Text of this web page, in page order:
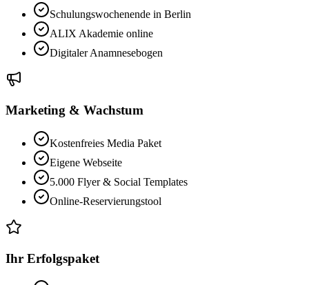
Schulungswochenende in Berlin
ALIX Akademie online
Digitaler Anamnesebogen
Marketing & Wachstum
Kostenfreies Media Paket
Eigene Webseite
5.000 Flyer & Social Templates
Online-Reservierungstool
Ihr Erfolgspaket